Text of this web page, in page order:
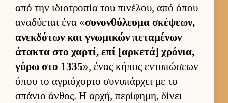
από την ιδιο­τροπία του πινέλου, από όπου
αναδύεται ένα «συνον­θύλευμα σκέψεων,
ανεκ­δότων και γνωμικών πεταμένων
άτακτα στο χαρ­τί, επί [αρ­κετά] χρόνια,
γύρω στο 1335», ένας κήπος εντυπώσεων
όπου το αγριόχορτο συνυπάρ­χει με το
σπάνιο άν­θος. Η αρ­χή, περίφημη, δίνει